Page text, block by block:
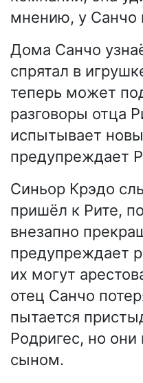
мнению, у Санчо
Дома Санчо
спрятал в
теперь может
разговоры отца
испытывает
предупреждает
Синьор Крэдо
пришёл к Рите,
внезапно
предупреждает
их могут
отец Санчо
пытается
Родригес, но они
сыном.